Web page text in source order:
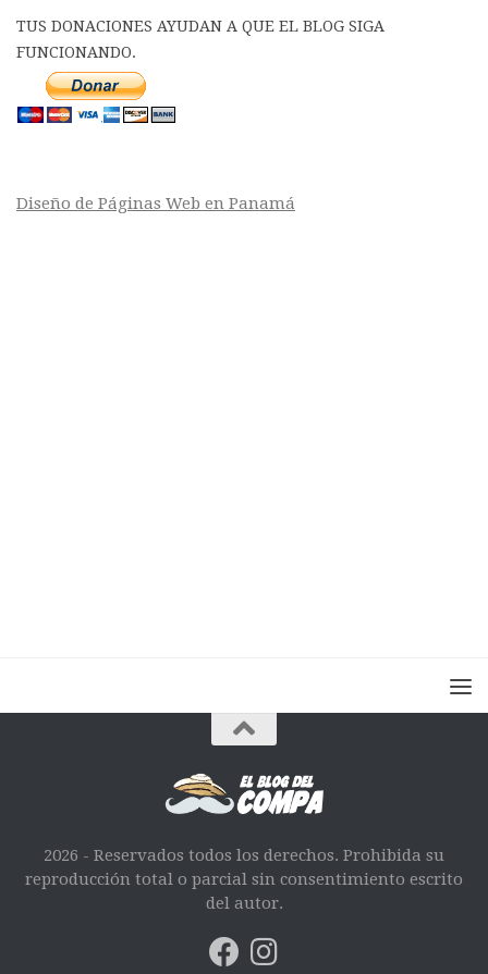
TUS DONACIONES AYUDAN A QUE EL BLOG SIGA
FUNCIONANDO.
Diseño de Páginas Web en Panamá
2026 - Reservados todos los derechos. Prohibida su
reproducción total o parcial sin consentimiento escrito
del autor.